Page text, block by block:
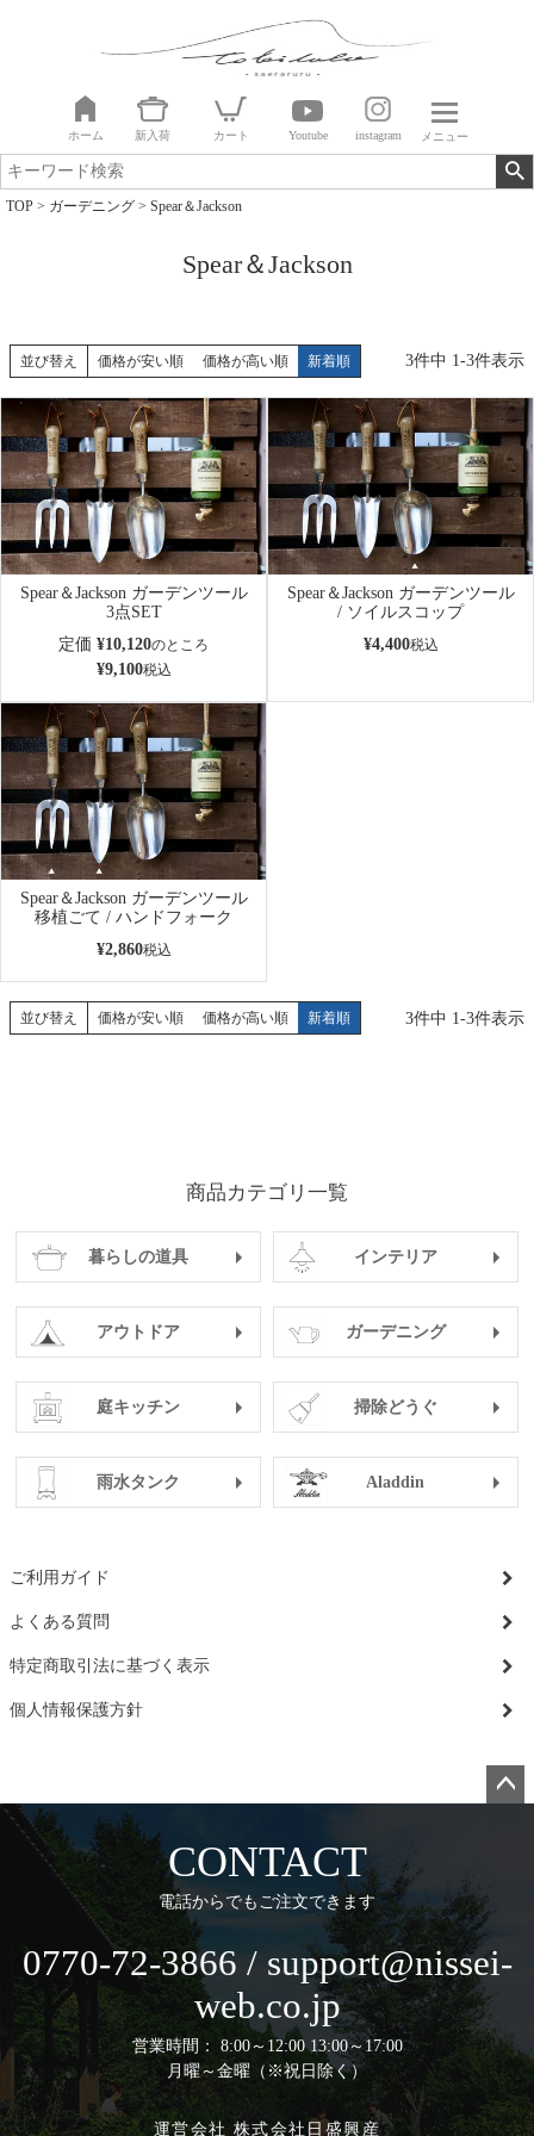
ホーム 新入荷 カート Youtube instagram メニュー
TOP ガーデニング Spear＆Jackson
Spear＆Jackson
並び替え 価格が安い順 価格が高い順 新着順 3件中 1-3件表示
Spear＆Jackson ガーデンツール
3点SET
定価 ¥10,120のところ
¥9,100税込
Spear＆Jackson ガーデンツール
/ ソイルスコップ
¥4,400税込
Spear＆Jackson ガーデンツール
移植ごて / ハンドフォーク
¥2,860税込
並び替え 価格が安い順 価格が高い順 新着順 3件中 1 -3件表示
商品カテゴリ一覧
暮らしの道具 インテリア
アウトドア ガーデニング
庭キッチン 掃除どうぐ
雨水タンク Aladdin
ご利用ガイド
よくある質問
特定商取引法に基づく表示
個人情報保護方針
へ
CONTACT
電話からでもご注文できます
0770-72-3866 / support@nissei-
web.co.jp
営業時間： 8:00～12:00 13:00～17:00
月曜～金曜（※祝日除く）
運営会社 株式会社日盛興産